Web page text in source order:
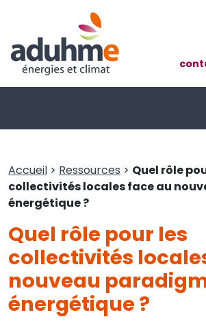
Accueil > Ressources > Quel rôle
collectivités locales face au
énergétique ?
Quel rôle pour les
collectivités
nouveau
énergétique ?